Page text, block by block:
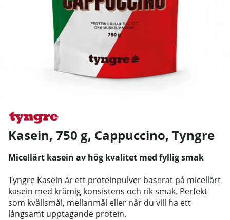
Kasein, 750 g, Cappuccino, Tyngre
Micellärt kasein av hög kvalitet med fyllig smak
Tyngre Kasein är ett proteinpulver baserat på micellärt
kasein med krämig konsistens och rik smak. Perfekt
som kvällsmål, mellanmål eller när du vill ha ett
långsamt upptagande protein.